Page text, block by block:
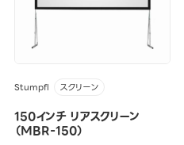
Stumpfl スクリーン
150インチ リアスクリーン
（MBR-150）